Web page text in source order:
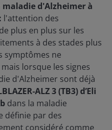
maladie d'Alzheimer à
l'attention des
plus en plus sur les
à des stades plus
symptômes ne
lorsque les signes
d'Alzheimer sont déjà
3 (TB3) d’Eli
dans la maladie
définie par des
considéré comme